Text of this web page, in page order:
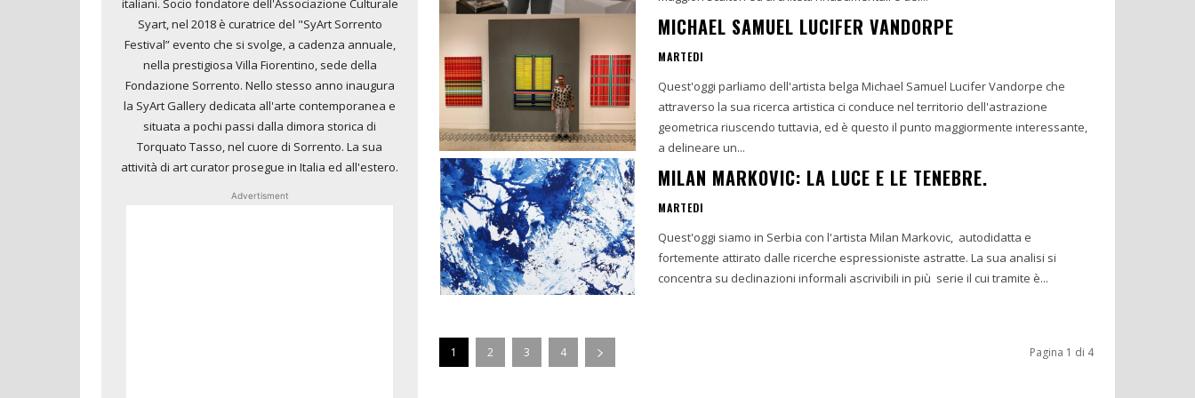
italiani. Socio fondatore dell'Associazione Culturale
Syart, nel 2018 è curatrice del "SyArt Sorrento
Festival” evento che si svolge, a cadenza annuale,
nella prestigiosa Villa Fiorentino, sede della
Fondazione Sorrento. Nello stesso anno inaugura
la SyArt Gallery dedicata all'arte contemporanea e
situata a pochi passi dalla dimora storica di
Torquato Tasso, nel cuore di Sorrento. La sua
attività di art curator prosegue in Italia ed all'estero.
Advertisment
MICHAEL SAMUEL LUCIFER VANDORPE
MARTEDI
Quest'oggi parliamo dell'artista belga Michael Samuel Lucifer Vandorpe che
attraverso la sua ricerca artistica ci conduce nel territorio dell'astrazione
geometrica riuscendo tuttavia, ed è questo il punto maggiormente interessante,
a delineare un...
MILAN MARKOVIC: LA LUCE E LE TENEBRE.
MARTEDI
Quest'oggi siamo in Serbia con l'artista Milan Markovic, autodidatta e
fortemente attirato dalle ricerche espressioniste astratte. La sua analisi si
concentra su declinazioni informali ascrivibili in più serie il cui tramite è...
1 2 3 4 Pagina 1 di 4